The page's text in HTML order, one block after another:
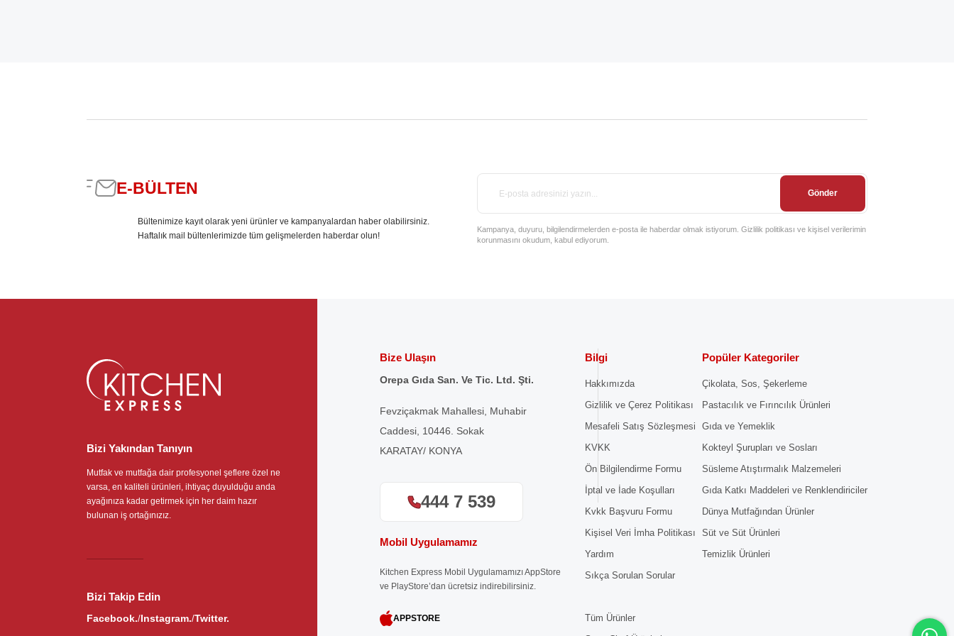
E-BÜLTEN
Bültenimize kayıt olarak yeni ürünler ve kampanyalardan haber olabilirsiniz.
Haftalık mail bültenlerimizde tüm gelişmelerden haberdar olun!
Gönder
Kampanya, duyuru, bilgilendirmelerden e-posta ile haberdar olmak istiyorum. Gizlilik politikası ve kişisel verilerimin
korunmasını okudum, kabul ediyorum.
Bizi Yakından Tanıyın
Mutfak ve mutfağa dair profesyonel şeflere özel ne
varsa, en kaliteli ürünleri, ihtiyaç duyulduğu anda
ayağınıza kadar getirmek için her daim hazır
bulunan iş ortağınızız.
Bizi Takip Edin
Facebook./Instagram./Twitter.
Bize Ulaşın
Orepa Gıda San. Ve Tic. Ltd. Şti.
Fevziçakmak Mahallesi, Muhabir
Caddesi, 10446. Sokak
KARATAY/ KONYA
444 7 539
Mobil Uygulamamız
Kitchen Express Mobil Uygulamamızı AppStore
ve PlayStore’dan ücretsiz indirebilirsiniz.
APPSTORE
Bilgi
Hakkımızda
Gizlilik ve Çerez Politikası
Mesafeli Satış Sözleşmesi
KVKK
Ön Bilgilendirme Formu
İptal ve İade Koşulları
Kvkk Başvuru Formu
Kişisel Veri İmha Politikası
Yardım
Sıkça Sorulan Sorular
Tüm Ürünler
Popüler Kategoriler
Çikolata, Sos, Şekerleme
Pastacılık ve Fırıncılık Ürünleri
Gıda ve Yemeklik
Kokteyl Şurupları ve Sosları
Süsleme Atıştırmalık Malzemeleri
Gıda Katkı Maddeleri ve Renklendiriciler
Dünya Mutfağından Ürünler
Süt ve Süt Ürünleri
Temizlik Ürünleri